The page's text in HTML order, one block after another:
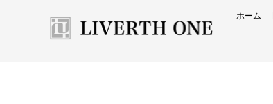
ホーム